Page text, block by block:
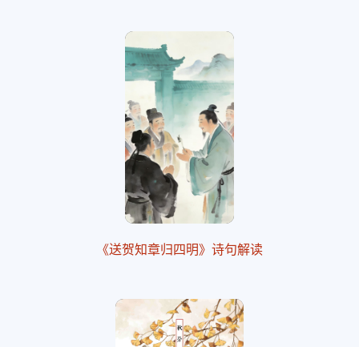
《送贺知章归四明》诗句解读